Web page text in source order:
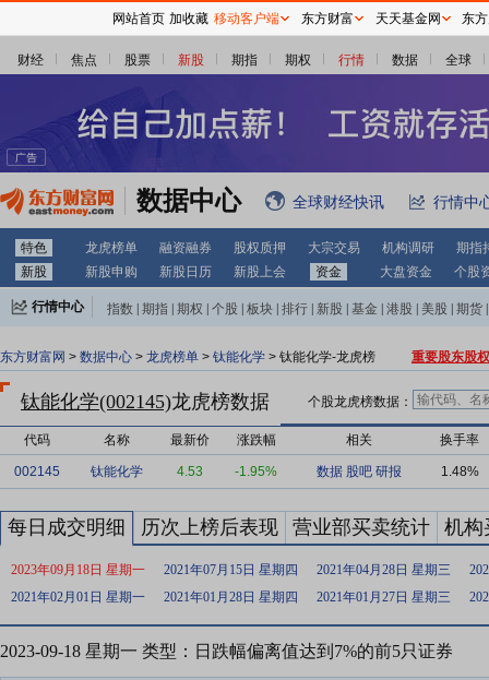
财经 焦点 股票 新股 期指 期权 行情 数据 全球
数据中心 全球财经快讯 行情中
特色 龙虎榜单 融资融券 股权质押 大宗交易 机构调研
期指
新股
新股申购 新股日历 新股上会 资金 大盘资金 个股
行情中心 指数 期指 期权 个股 板块 排行 新股 基金 港股 美股 期货
东方财富网 > 数据中心 > 龙虎榜单 > 钛能化学 > 钛能化学-龙虎榜 重要股东股
钛能化学(002145)龙虎榜数据 个股龙虎榜数据：
代码 名称 最新价 涨跌幅 相关 换手率
002145 钛能化学 4.53 -1.95% 数据 股吧 研报 1.48%
每日成交明细 历次上榜后表现 营业部买卖统计 机构
2023年09月18日 星期一 2021年07月15日 星期四 2021年04月28日 星期三
2021年02月01日 星期一
2021年01月28日 星期四 2021年01月27日 星期三
2023-09-18 星期一 类型：日跌幅偏离值达到7%的前5只证券
网站首页 加收藏 移动客户端 东方财富 天天基金网 东